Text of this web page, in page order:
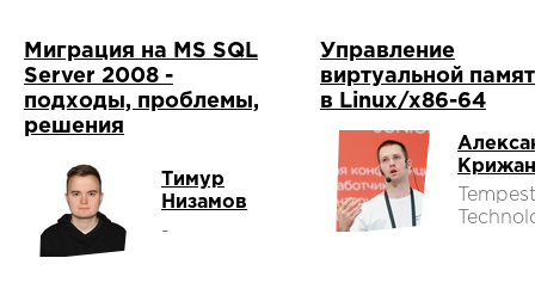
Миграция на MS SQL
Server 2008 -
подходы, проблемы,
решения
Тимур
Низамов
-
Управление
виртуальной
в Linux/x86-64